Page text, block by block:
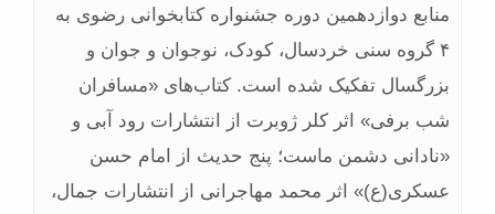
منابع دوازدهمین دوره جشنواره کتابخوانی رضوی به
۴ گروه سنی خردسال، کودک، نوجوان و جوان و
بزرگسال تفکیک شده است. کتاب‌های «مسافران
شب برفی» اثر کلر ژوبرت از انتشارات رود آبی و
«نادانی دشمن ماست؛ پنج حدیث از امام حسن
عسکری(ع)» اثر محمد مهاجرانی از انتشارات جمال،